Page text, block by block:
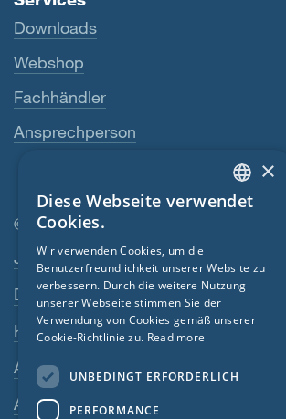
Downloads
Webshop
Fachhändler
Ansprechperson
© SIGA 2026
Footer-Navigation
Jobs
Datenschutz
Kontakt
AGB
AEB
ENGLISH
FRENCH
CZECH
×
Diese Webseite verwendet
Cookies.
Wir verwenden Cookies, um die
Benutzerfreundlichkeit unserer Website zu
verbessern. Durch die weitere Nutzung
unserer Webseite stimmen Sie der
Verwendung von Cookies gemäß unserer
Cookie-Richtlinie zu. Read more
UNBEDINGT ERFORDERLICH
PERFORMANCE